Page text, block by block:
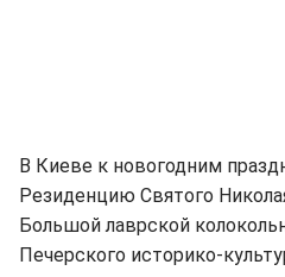
В Киеве к новогодним
Резиденцию Святого
Большой лаврской
Печерского историко-